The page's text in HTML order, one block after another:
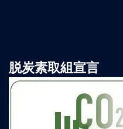
脱炭素取組宣言